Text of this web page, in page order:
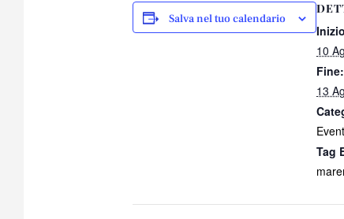
Salva nel tuo calendario
10
Fine:
13
Tag